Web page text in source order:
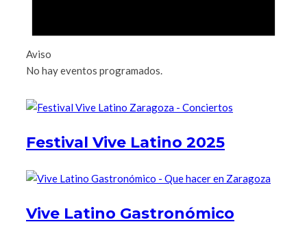
Aviso
No hay eventos programados.
Festival Vive Latino 2025
Vive Latino Gastronómico